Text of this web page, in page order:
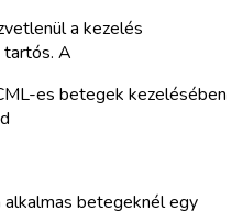
a kezelés
A
es betegek kezelésében
betegeknél egy